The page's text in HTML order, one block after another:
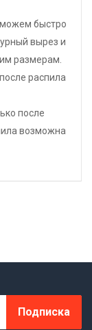
быстро
вырез и
размерам.
распила
после
возможна
Подписка